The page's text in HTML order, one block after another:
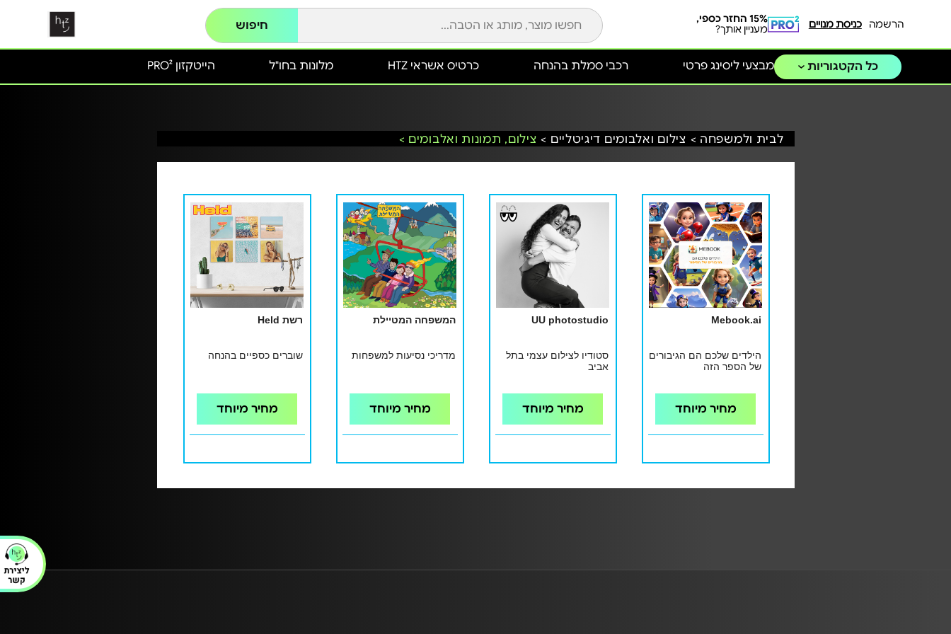
הרשמה כניסת מנויים
15% החזר כספי,
מעניין אותך?
חיפוש
כל הקטגוריות הייטקזון PRO² מלונות בחו"ל כרטיס אשראי HTZ מבצעי ליסינג פרטי רכבי סמלת בהנחה
לבית ולמשפחה > צילום ואלבומים דיגיטליים > צילום, תמונות ואלבומים >
Mebook.ai
הילדים שלכם הם הגיבורים
של הספר הזה
מחיר מיוחד
UU photostudio
סטודיו לצילום עצמי בתל
אביב
מחיר מיוחד
המשפחה המטיילת
מדריכי נסיעות למשפחות
מחיר מיוחד
רשת Held
שוברים כספיים בהנחה
מחיר מיוחד